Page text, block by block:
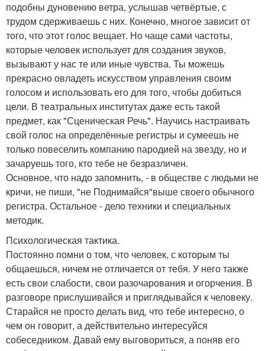
подобны дуновению ветра, услышав четвёртые, с
трудом сдерживаешь с них. Конечно, многое зависит от
того, что этот голос вещает. Но чаще сами частоты,
которые человек использует для создания звуков,
вызывают у нас те или иные чувства. Ты можешь
прекрасно овладеть искусством управления своим
голосом и использовать его для того, чтобы добиться
цели. В театральных институтах даже есть такой
предмет, как "Сценическая Речь". Научись настраивать
свой голос на определённые регистры и сумеешь не
только повеселить компанию пародией на звезду, но и
зачаруешь того, кто тебе не безразличен.
Основное, что надо запомнить, - в обществе с людьми не
кричи, не пиши, "не Поднимайся"выше своего обычного
регистра. Остальное - дело техники и специальных
методик.
Психологическая тактика.
Постоянно помни о том, что человек, с которым ты
общаешься, ничем не отличается от тебя. У него также
есть свои слабости, свои разочарования и огорчения. В
разговоре прислушивайся и приглядывайся к человеку.
Старайся не просто делать вид, что тебе интересно, о
чем он говорит, а действительно интересуйся
собеседником. Давай ему выговориться, а поняв его